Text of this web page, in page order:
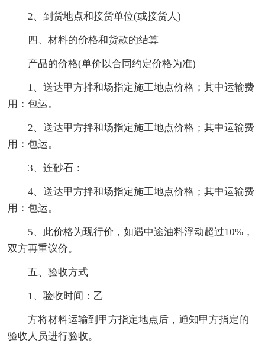
2、到货地点和接货单位(或接货人)
四、材料的价格和货款的结算
产品的价格(单价以合同约定价格为准)
1、送达甲方拌和场指定施工地点价格；其中运输费
用：包运。
2、送达甲方拌和场指定施工地点价格；其中运输费
用：包运。
3、连砂石：
4、送达甲方拌和场指定施工地点价格；其中运输费
用：包运。
5、此价格为现行价，如遇中途油料浮动超过10%，
双方再重议价。
五、验收方式
1、验收时间：乙
方将材料运输到甲方指定地点后，通知甲方指定的
验收人员进行验收。